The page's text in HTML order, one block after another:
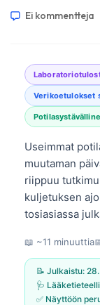
Ei kommentteja
Verikoetulokset
Useimmat
muutaman
riippuu
kuljetuksen
tosiasiassa
📖 ~11 minuuttia
📝 Julkaistu:
🩺
✅ Näyttöön